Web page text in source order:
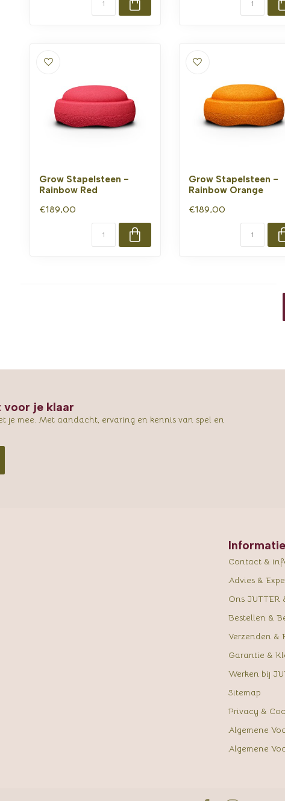
Grow Stapelsteen -
Rainbow Red
€189,00
Grow Stapelsteen -
Rainbow Orange
€189,00
voor je klaar
je mee. Met aandacht, ervaring en kennis van spel en
Informatie
Contact &
Advies &
Ons JUTTER
Bestellen &
Verzenden &
Garantie &
Werken bij
Sitemap
Privacy &
Algemene
Algemene